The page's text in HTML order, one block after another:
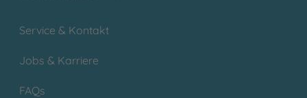
Service & Kontakt
Jobs & Karriere
FAQs